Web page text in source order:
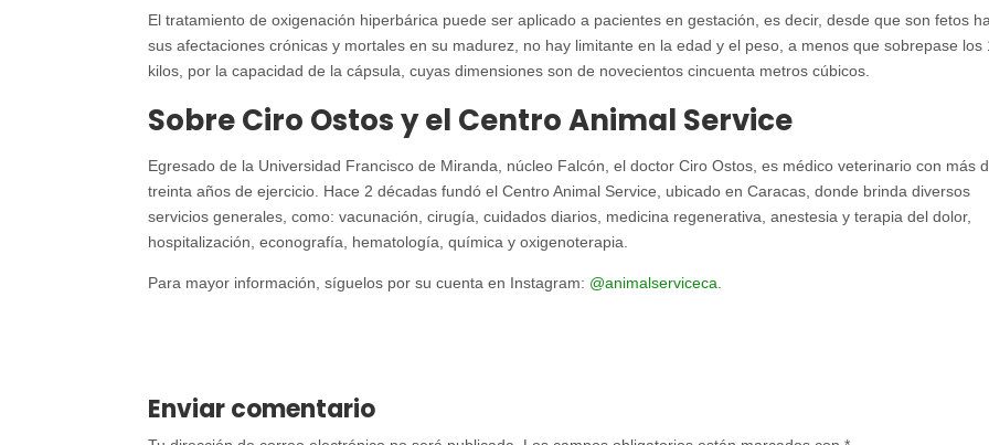
El tratamiento de oxigenación hiperbárica puede ser aplicado a pacientes en gestación, es decir, desde que son fetos
sus afectaciones crónicas y mortales en su madurez, no hay limitante en la edad y el peso, a menos que sobrepase los
kilos, por la capacidad de la cápsula, cuyas dimensiones son de novecientos cincuenta metros cúbicos.
Sobre Ciro Ostos y el Centro Animal Service
Egresado de la Universidad Francisco de Miranda, núcleo Falcón, el doctor Ciro Ostos, es médico veterinario con más
treinta años de ejercicio. Hace 2 décadas fundó el Centro Animal Service, ubicado en Caracas, donde brinda diversos
servicios generales, como: vacunación, cirugía, cuidados diarios, medicina regenerativa, anestesia y terapia del dolor,
hospitalización, econografía, hematología, química y oxigenoterapia.
Para mayor información, síguelos por su cuenta en Instagram: @animalserviceca.
Enviar comentario